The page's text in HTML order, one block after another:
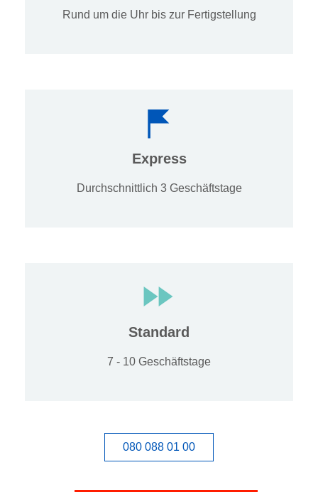
Rund um die Uhr bis zur Fertigstellung
Express
Durchschnittlich 3 Geschäftstage
Standard
7 - 10 Geschäftstage
080 088 01 00